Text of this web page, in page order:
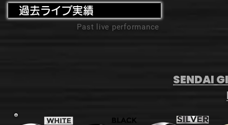
過去ライブ実績
Past live performance
SENDAI